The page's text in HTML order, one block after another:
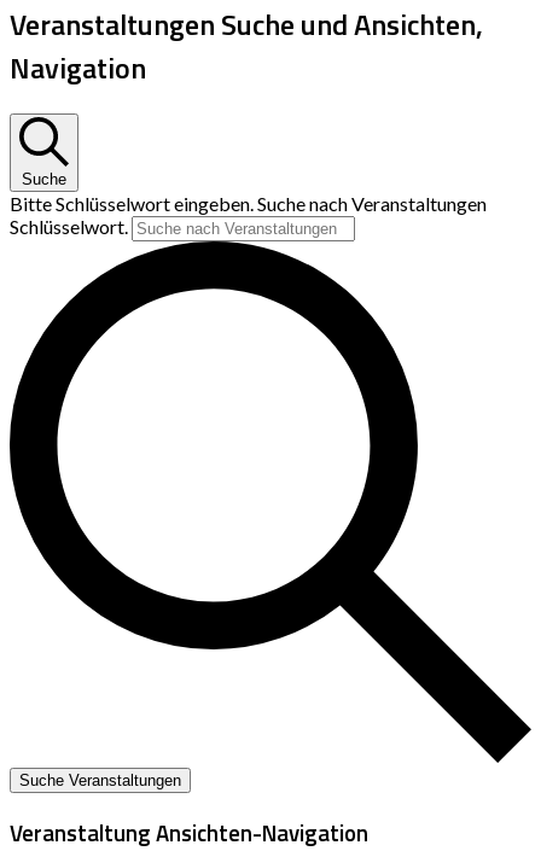
Veranstaltungen Suche und Ansichten,
Navigation
Suche
Bitte Schlüsselwort eingeben. Suche nach Veranstaltungen
Schlüsselwort.
Suche Veranstaltungen
Veranstaltung Ansichten-Navigation